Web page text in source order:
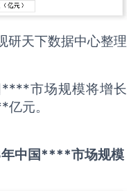
研天下数据中心整理
市场规模将增长
元。
中国****市场规模